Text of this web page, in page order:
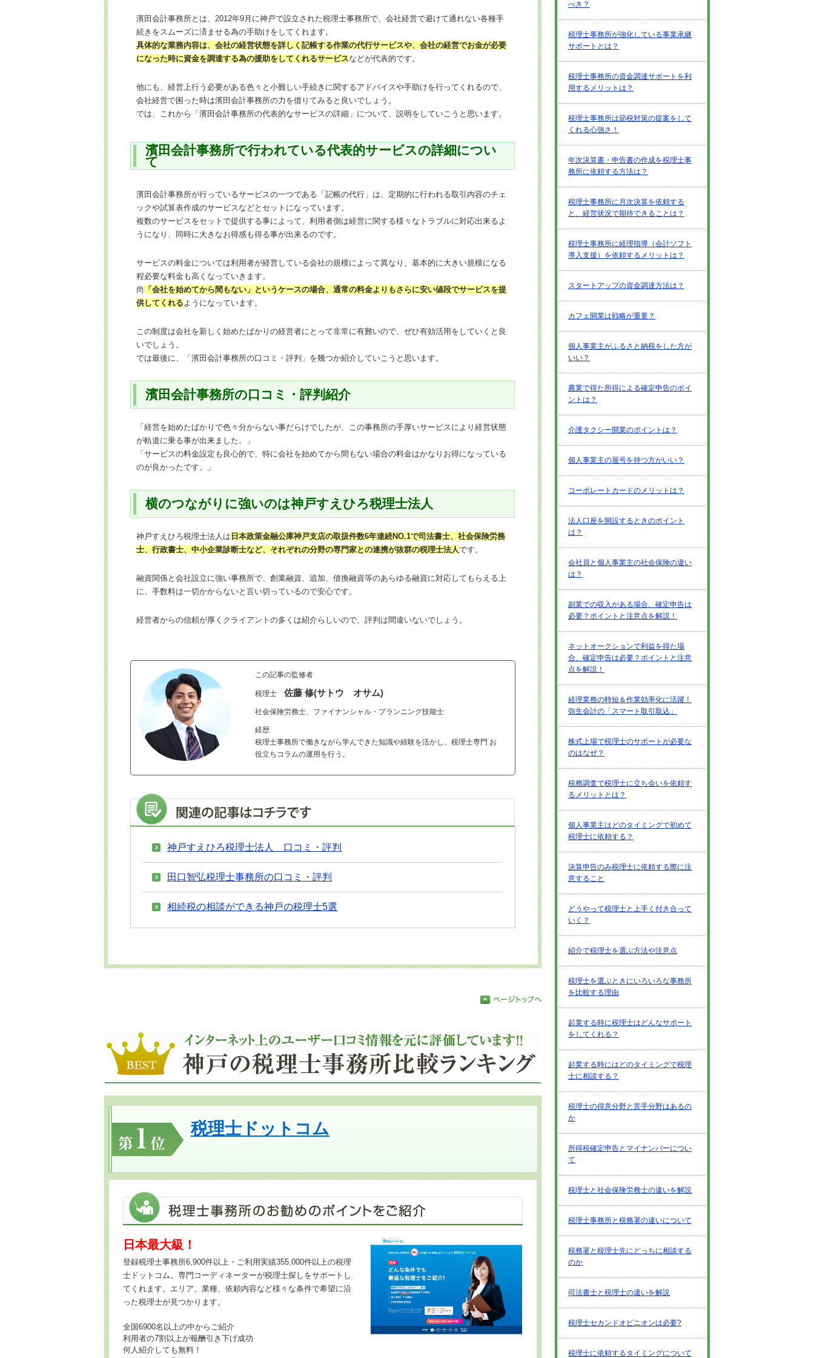
濱田会計事務所とは、2012年9月に神戸で設立された税理士事務所で、会社経営で避けて通れない各種手
続きをスムーズに済ませる為の手助けをしてくれます。
具体的な業務内容は、会社の経営状態を詳しく記帳する作業の代行サービスや、会社の経営でお金が必要
になった時に資金を調達する為の援助をしてくれるサービスなどが代表的です。
他にも、経営上行う必要がある色々と小難しい手続きに関するアドバイスや手助けを行ってくれるので、
会社経営で困った時は濱田会計事務所の力を借りてみると良いでしょう。
では、これから「濱田会計事務所の代表的なサービスの詳細」について、説明をしていこうと思います。
濱田会計事務所で行われている代表的サービスの詳細につい
て
濱田会計事務所が行っているサービスの一つである「記帳の代行」は、定期的に行われる取引内容のチェ
ックや試算表作成のサービスなどとセットになっています。
複数のサービスをセットで提供する事によって、利用者側は経営に関する様々なトラブルに対応出来るよ
うになり、同時に大きなお得感も得る事が出来るのです。
サービスの料金については利用者が経営している会社の規模によって異なり、基本的に大きい規模になる
程必要な料金も高くなっていきます。
尚 「会社を始めてから間もない」というケースの場合、通常の料金よりもさらに安い値段でサービスを提
供してくれるようになっています。
この制度は会社を新しく始めたばかりの経営者にとって非常に有難いので、ぜひ有効活用をしていくと良
いでしょう。
では最後に、「濱田会計事務所の口コミ・評判」を幾つか紹介していこうと思います。
濱田会計事務所の口コミ・評判紹介
「経営を始めたばかりで色々分からない事だらけでしたが、この事務所の手厚いサービスにより経営状態
が軌道に乗る事が出来ました。」
「サービスの料金設定も良心的で、特に会社を始めてから間もない場合の料金はかなりお得になっている
のが良かったです。」
横のつながりに強いのは神戸すえひろ税理士法人
神戸すえひろ税理士法人は 日本政策金融公庫神戸支店の取扱件数6年連続NO.1で司法書士、社会保険労務
士、行政書士、中小企業診断士など、それぞれの分野の専門家との連携が抜群の税理士法人です。
融資関係と会社設立に強い事務所で、創業融資、追加、借換融資等のあらゆる融資に対応してもらえる上
に、手数料は一切かからないと言い切っているので安心です。
経営者からの信頼が厚くクライアントの多くは紹介らしいので、評判は間違いないでしょう。
この記事の監修者
税理士佐藤 修(サトウ オサム)
社会保険労務士、ファイナンシャル・プランニング技能士
経歴
税理士事務所で働きながら学んできた知識や経験を活かし、税理士専門 お
役立ちコラムの運用を行う。
神戸すえひろ税理士法人 口コミ・評判
田口智弘税理士事務所の口コミ・評判
相続税の相談ができる神戸の税理士5選
税理士ドットコム
日本最大級！
登録税理士事務所6,900件以上・ご利用実績355,000件以上の税理
士ドットコム。専門コーディネーターが税理士探しをサポートし
てくれます。エリア、業種、依頼内容など様々な条件で希望に沿
った税理士が見つかります。
全国6900名以上の中からご紹介
利用者の7割以上が報酬引き下げ成功
何人紹介しても無料！
べき？
税理士事務所が強化している事業承継
サポートとは？
税理士事務所の資金調達サポートを利
用するメリットは？
税理士事務所は節税対策の提案をして
くれる心強さ！
年次決算書・申告書の作成を税理士事
務所に依頼する方法は？
税理士事務所に月次決算を依頼する
と、経営状況で期待できることは？
税理士事務所に経理指導（会計ソフト
導入支援）を依頼するメリットは？
スタートアップの資金調達方法は？
カフェ開業は戦略が重要？
個人事業主がふるさと納税をした方が
いい？
農業で得た所得による確定申告のポイ
ントは？
介護タクシー開業のポイントは？
個人事業主の屋号を持つ方がいい？
コーポレートカードのメリットは？
法人口座を開設するときのポイント
は？
会社員と個人事業主の社会保険の違い
は？
副業での収入がある場合、確定申告は
必要？ポイントと注意点を解説！
ネットオークションで利益を得た場
合、確定申告は必要？ポイントと注意
点を解説！
経理業務の時短＆作業効率化に活躍！
弥生会計の「スマート取引取込」
株式上場で税理士のサポートが必要な
のはなぜ？
税務調査で税理士に立ち会いを依頼す
るメリットとは？
個人事業主はどのタイミングで初めて
税理士に依頼する？
決算申告のみ税理士に依頼する際に注
意すること
どうやって税理士と上手く付き合って
いく？
紹介で税理士を選ぶ方法や注意点
税理士を選ぶときにいろいろな事務所
を比較する理由
起業する時に税理士はどんなサポート
をしてくれる？
起業する時にはどのタイミングで税理
士に相談する？
税理士の得意分野と苦手分野はあるの
か
所得税確定申告とマイナンバーについ
て
税理士と社会保険労務士の違いを解説
税理士事務所と税務署の違いについて
税務署と税理士先にどっちに相談する
のか
司法書士と税理士の違いを解説
税理士セカンドオピニオンは必要?
税理士に依頼するタイミングについて